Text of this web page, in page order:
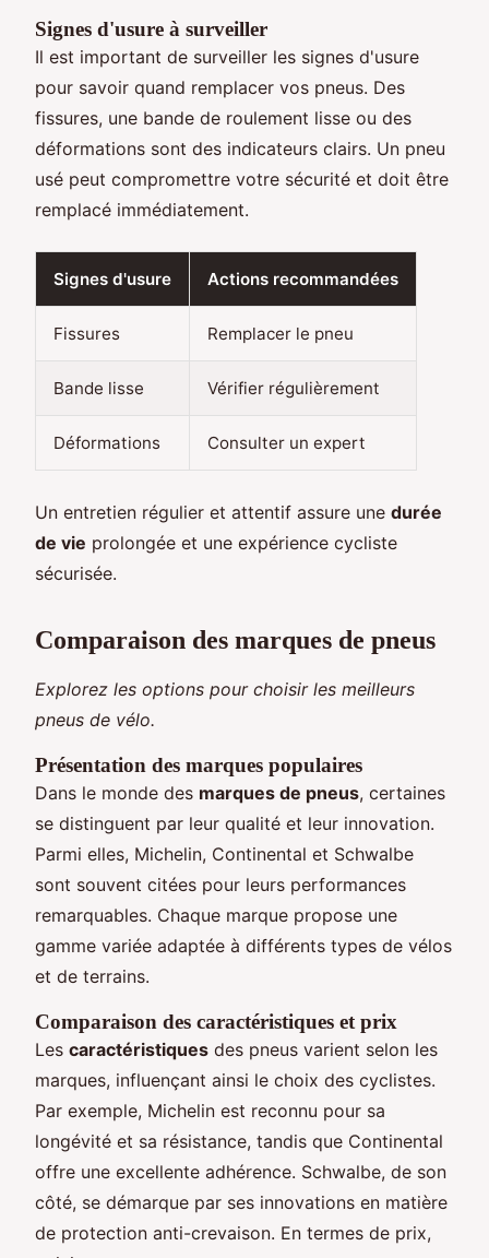
Signes d'usure à surveiller
Il est important de surveiller les signes d'usure
pour savoir quand remplacer vos pneus. Des
fissures, une bande de roulement lisse ou des
déformations sont des indicateurs clairs. Un pneu
usé peut compromettre votre sécurité et doit être
remplacé immédiatement.
Signes d'usure Actions recommandées
Fissures Remplacer le pneu
Bande lisse Vérifier régulièrement
Déformations Consulter un expert
Un entretien régulier et attentif assure une durée
de vie prolongée et une expérience cycliste
sécurisée.
Comparaison des marques de pneus
Explorez les options pour choisir les meilleurs
pneus de vélo.
Présentation des marques populaires
Dans le monde des marques de pneus, certaines
se distinguent par leur qualité et leur innovation.
Parmi elles, Michelin, Continental et Schwalbe
sont souvent citées pour leurs performances
remarquables. Chaque marque propose une
gamme variée adaptée à différents types de vélos
et de terrains.
Comparaison des caractéristiques et prix
Les caractéristiques des pneus varient selon les
marques, influençant ainsi le choix des cyclistes.
Par exemple, Michelin est reconnu pour sa
longévité et sa résistance, tandis que Continental
offre une excellente adhérence. Schwalbe, de son
côté, se démarque par ses innovations en matière
de protection anti-crevaison. En termes de prix,